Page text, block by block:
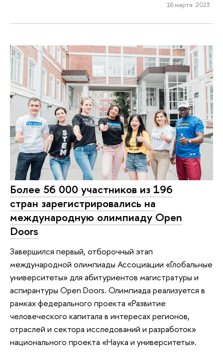
16 марта 2023
Более 56 000 участников из 196
стран зарегистрировались на
международную олимпиаду Open
Doors
Завершился первый, отборочный этап
международной олимпиады Ассоциации «Глобальные
университеты» для абитуриентов магистратуры и
аспирантуры Open Doors. Олимпиада реализуется в
рамках федерального проекта «Развитие
человеческого капитала в интересах регионов,
отраслей и сектора исследований и разработок»
национального проекта «Наука и университеты».